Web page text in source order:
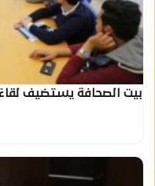
بيت الصحافة يستضيف لقاءً